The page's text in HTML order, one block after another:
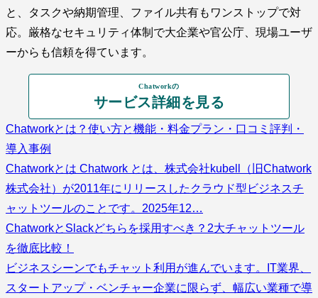
と、タスクや納期管理、ファイル共有もワンストップで対
応。厳格なセキュリティ体制で大企業や官公庁、現場ユーザ
ーからも信頼を得ています。
Chatworkの
サービス詳細を見る
Chatworkとは？使い方と機能・料金プラン・口コミ評判・
導入事例
Chatworkとは Chatwork とは、株式会社kubell（旧Chatwork
株式会社）が2011年にリリースしたクラウド型ビジネスチ
ャットツールのことです。2025年12…
ChatworkとSlackどちらを採用すべき？2大チャットツール
を徹底比較！
ビジネスシーンでもチャット利用が進んでいます。IT業界、
スタートアップ・ベンチャー企業に限らず、幅広い業種で導